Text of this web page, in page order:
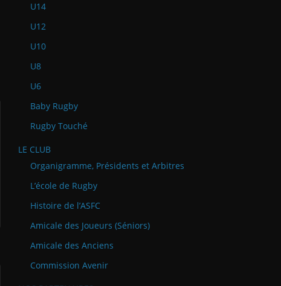
U14
U12
U10
U8
U6
Baby Rugby
Rugby Touché
LE CLUB
Organigramme, Présidents et Arbitres
L’école de Rugby
Histoire de l’ASFC
Amicale des Joueurs (Séniors)
Amicale des Anciens
Commission Avenir